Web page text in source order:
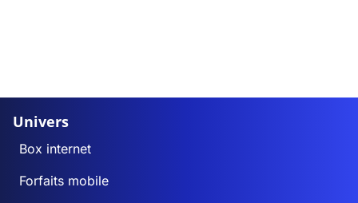
Univers
Box internet
Forfaits mobile